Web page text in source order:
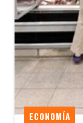
ECONOMÍA